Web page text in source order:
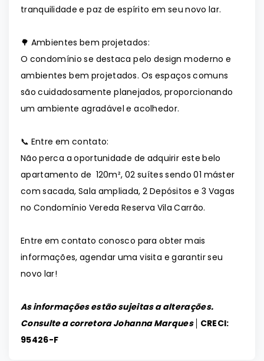
tranquilidade e paz de espírito em seu novo lar.
🌳 Ambientes bem projetados:
O condomínio se destaca pelo design moderno e
ambientes bem projetados. Os espaços comuns
são cuidadosamente planejados, proporcionando
um ambiente agradável e acolhedor.
📞 Entre em contato:
Não perca a oportunidade de adquirir este belo
apartamento de 120m², 02 suítes sendo 01 máster
com sacada, Sala ampliada, 2 Depósitos e 3 Vagas
no Condomínio Vereda Reserva Vila Carrão.
Entre em contato conosco para obter mais
informações, agendar uma visita e garantir seu
novo lar!
As informações estão sujeitas a alterações.
Consulte a corretora Johanna Marques │ CRECI:
95426-F